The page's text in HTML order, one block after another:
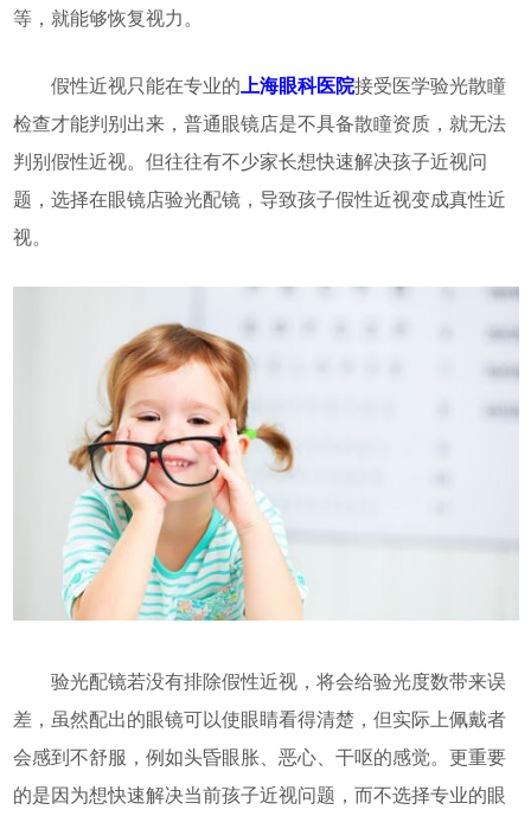
等，就能够恢复视力。
假性近视只能在专业的 上海眼科医院接受医学验光散瞳
检查才能判别出来，普通眼镜店是不具备散瞳资质，就无法
判别假性近视。但往往有不少家长想快速解决孩子近视问
题，选择在眼镜店验光配镜，导致孩子假性近视变成真性近
视。
验光配镜若没有排除假性近视，将会给验光度数带来误
差，虽然配出的眼镜可以使眼睛看得清楚，但实际上佩戴者
会感到不舒服，例如头昏眼胀、恶心、干呕的感觉。更重要
的是因为想快速解决当前孩子近视问题，而不选择专业的眼